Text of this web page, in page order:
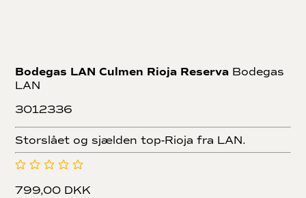
Bodegas LAN Culmen Rioja Reserva Bodegas
LAN
3012336
Storslået og sjælden top-Rioja fra LAN.
799,00 DKK